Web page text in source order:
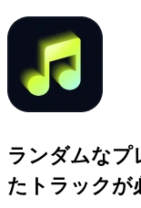
ランダムなプ
たトラックが